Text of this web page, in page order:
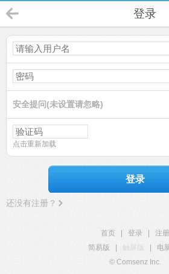
登录
安全提问(未设置请忽略)
点击重新加载
登录
还没有注册？
首页 登录
注册
简易版
触屏版 电
© Comsenz Inc.